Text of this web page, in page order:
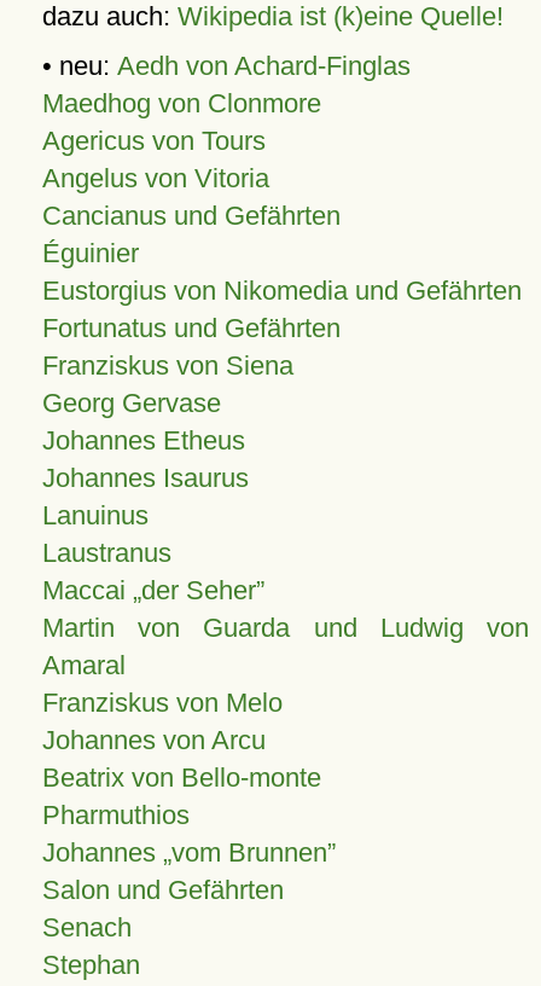
dazu auch: Wikipedia ist (k)eine Quelle!
• neu: Aedh von Achard-Finglas
Maedhog von Clonmore
Agericus von Tours
Angelus von Vitoria
Cancianus und Gefährten
Éguinier
Eustorgius von Nikomedia und Gefährten
Fortunatus und Gefährten
Franziskus von Siena
Georg Gervase
Johannes Etheus
Johannes Isaurus
Lanuinus
Laustranus
Maccai „der Seher”
Martin von Guarda und Ludwig von
Amaral
Franziskus von Melo
Johannes von Arcu
Beatrix von Bello-monte
Pharmuthios
Johannes vom Brunnen
Salon und Gefährten
Senach
Stephan